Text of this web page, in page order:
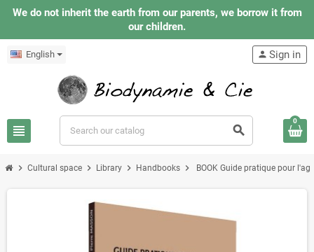
We do not inherit the earth from our parents, we borrow it from
our children.
English
view_headline search
person Sign in
0
chevron_right Cultural space chevron_right Library chevron_right Handbooks chevron_right BOOK Guide pratique pour